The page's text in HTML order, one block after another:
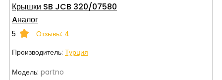
Крышки SB JCB 320/07580
Aналог
5
Отзывы: 4
Производитель: Турция
Модель: partno